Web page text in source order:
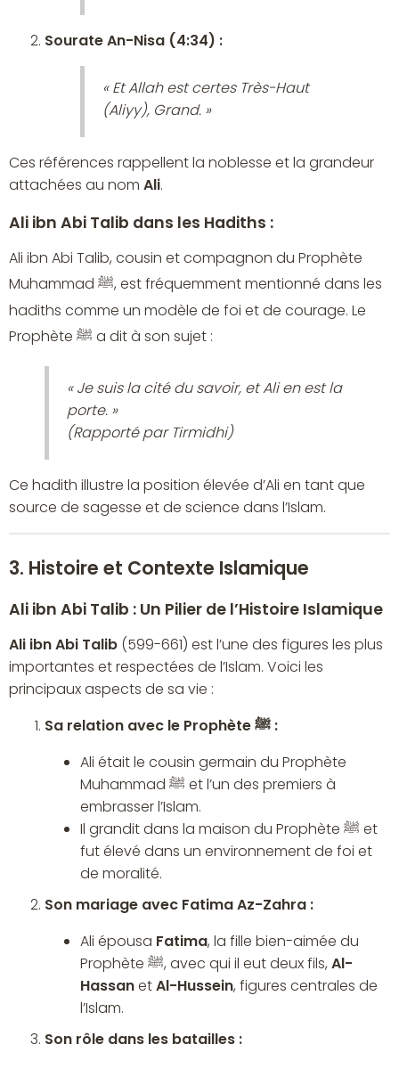
Sourate An-Nisa (4:34) :
« Et Allah est certes Très-Haut
(Aliyy), Grand. »
Ces références rappellent la noblesse et la grandeur
attachées au nom Ali.
Ali ibn Abi Talib dans les Hadiths :
Ali ibn Abi Talib, cousin et compagnon du Prophète
Muhammad ﷺ, est fréquemment mentionné dans les
hadiths comme un modèle de foi et de courage. Le
Prophète ﷺ a dit à son sujet :
« Je suis la cité du savoir, et Ali en est la
porte. »
(Rapporté par Tirmidhi)
Ce hadith illustre la position élevée d’Ali en tant que
source de sagesse et de science dans l’Islam.
3. Histoire et Contexte Islamique
Ali ibn Abi Talib : Un Pilier de l’Histoire Islamique
Ali ibn Abi Talib (599-661) est l’une des figures les plus
importantes et respectées de l’Islam. Voici les
principaux aspects de sa vie :
Sa relation avec le Prophète ﷺ :
Ali était le cousin germain du Prophète
Muhammad ﷺ et l’un des premiers à
embrasser l’Islam.
Il grandit dans la maison du Prophète ﷺ et
fut élevé dans un environnement de foi et
de moralité.
Son mariage avec Fatima Az-Zahra :
Ali épousa Fatima, la fille bien-aimée du
Prophète ﷺ, avec qui il eut deux fils, Al-
HassanetAl-Hussein, figures centrales de
l’Islam.
Son rôle dans les batailles :